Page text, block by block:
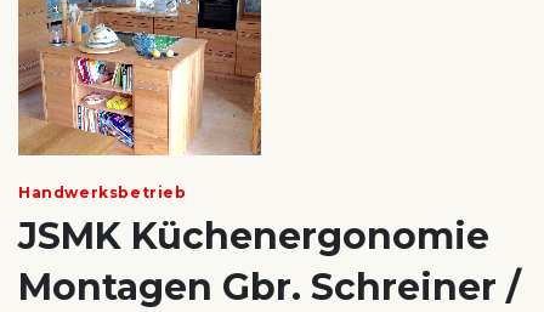
Handwerksbetrieb
JSMK Küchenergonomie
Montagen Gbr. Schreiner /